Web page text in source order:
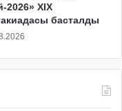
2026» XIX
басталды